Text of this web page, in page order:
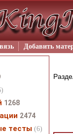
Добавить
1268
2474
тесты (6)